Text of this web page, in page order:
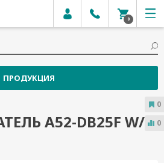
0
ПРОДУКЦИЯ
A52-DB25F W/
0
0